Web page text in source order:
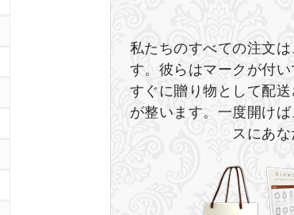
私たちのすべての注文
す。彼らはマークが付
すぐに贈り物として配
が整います。一度開け
スにあ